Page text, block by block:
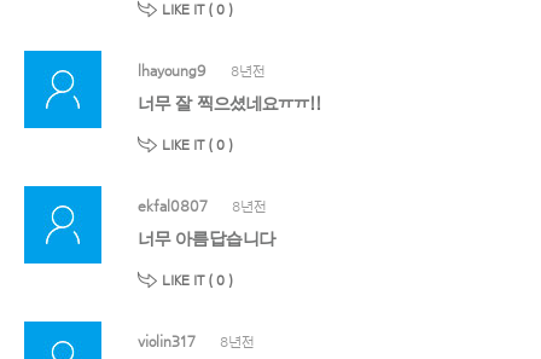
LIKE IT ( 0 )
lhayoung9 8년전
너무 잘 찍으셨네요ㅠㅠ!!
LIKE IT ( 0 )
ekfal0807 8년전
너무 아름답습니다
LIKE IT ( 0 )
violin317 8년전